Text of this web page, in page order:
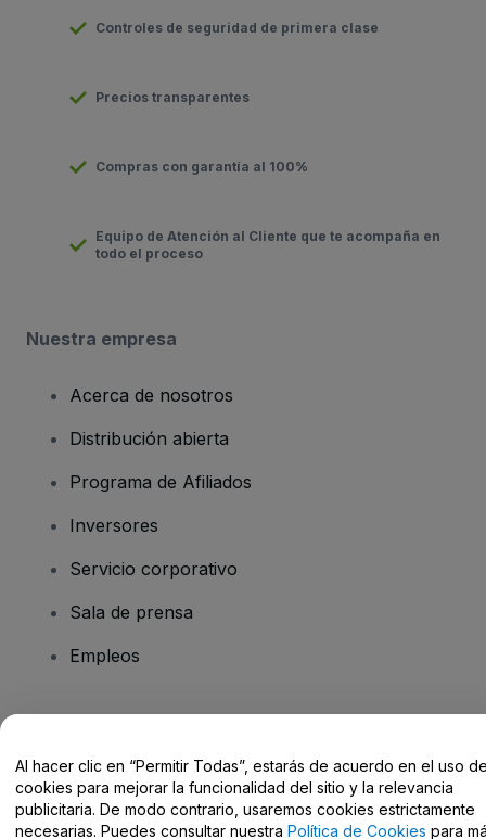
Controles de seguridad de primera clase
Precios transparentes
Compras con garantía al 100%
Equipo de Atención al Cliente que te acompaña en
todo el proceso
Nuestra empresa
Acerca de nosotros
Distribución abierta
Programa de Afiliados
Inversores
Servicio corporativo
Sala de prensa
Empleos
Centro de Ayuda / Contacto
Al hacer clic en “Permitir Todas”, estarás de acuerdo en el uso
cookies para mejorar la funcionalidad del sitio y la relevancia
publicitaria. De modo contrario, usaremos cookies estrictamente
necesarias. Puedes consultar nuestra Política de Cookies para